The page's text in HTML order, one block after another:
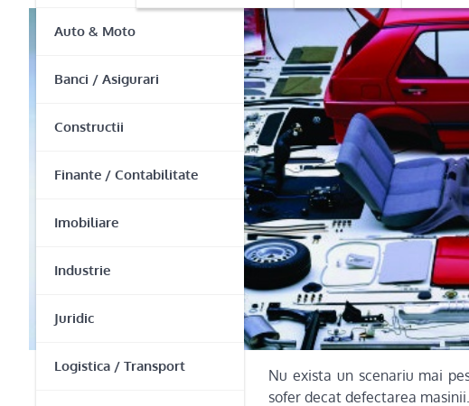
Auto & Moto
Banci / Asigurari
Constructii
Finante / Contabilitate
Imobiliare
Industrie
Juridic
Logistica / Transport
Nu exista un scenariu mai
sofer decat defectarea